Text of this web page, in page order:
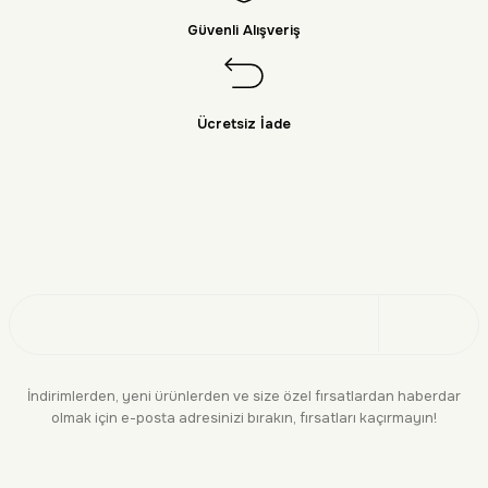
Güvenli Alışveriş
Ücretsiz İade
İndirimlerden, yeni ürünlerden ve size özel fırsatlardan haberdar
olmak için e-posta adresinizi bırakın, fırsatları kaçırmayın!